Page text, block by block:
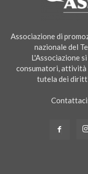
Associazione di
nazionale del
L'Associazione
consumatori, attività
tutela dei